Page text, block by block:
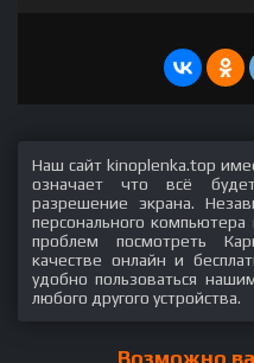
Наш сайт kinoplenka.top
означает что всё
разрешение экрана.
персонального
проблем посмотреть
качестве онлайн и
удобно пользоваться
любого другого устройства.
Возможно